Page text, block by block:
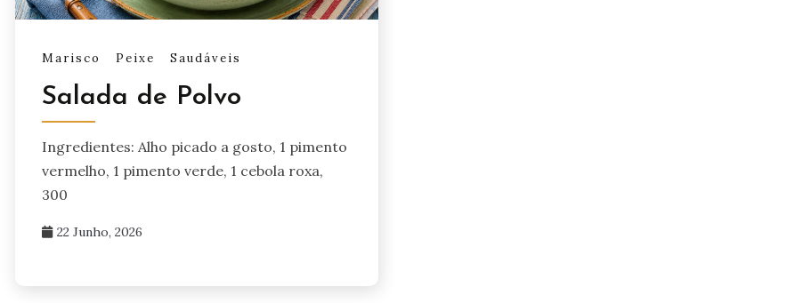
Marisco Peixe Saudáveis
Salada de Polvo
Ingredientes: Alho picado a gosto, 1 pimento
vermelho, 1 pimento verde, 1 cebola roxa,
300
22 Junho, 2026